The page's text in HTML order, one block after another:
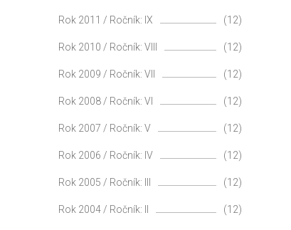
Rok 2011 / Ročník: IX (12)
Rok 2010 / Ročník: VIII (12)
Rok 2009 / Ročník: VII (12)
Rok 2008 / Ročník: VI (12)
Rok 2007 / Ročník: V (12)
Rok 2006 / Ročník: IV (12)
Rok 2005 / Ročník: III (12)
Rok 2004 / Ročník: II (12)